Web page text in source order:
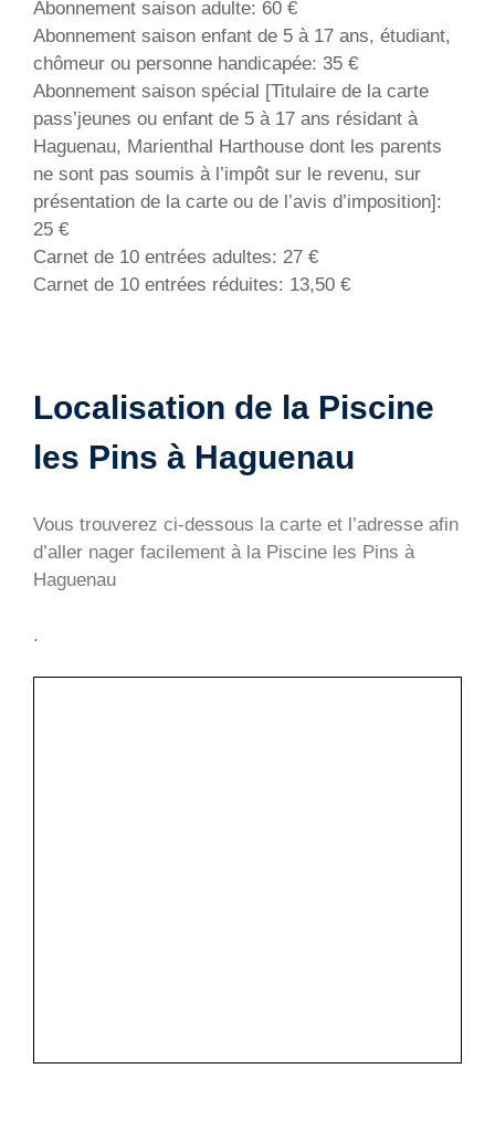
Abonnement saison adulte: 60 €
Abonnement saison enfant de 5 à 17 ans, étudiant,
chômeur ou personne handicapée: 35 €
Abonnement saison spécial [Titulaire de la carte
pass’jeunes ou enfant de 5 à 17 ans résidant à
Haguenau, Marienthal Harthouse dont les parents
ne sont pas soumis à l’impôt sur le revenu, sur
présentation de la carte ou de l’avis d’imposition]:
25 €
Carnet de 10 entrées adultes: 27 €
Carnet de 10 entrées réduites: 13,50 €
Localisation de la Piscine
les Pins à Haguenau
Vous trouverez ci-dessous la carte et l’adresse afin
d’aller nager facilement à la Piscine les Pins à
Haguenau
.